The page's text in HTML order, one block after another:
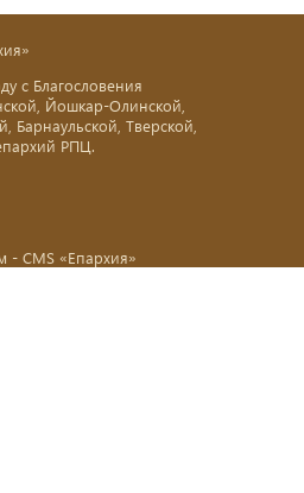
с Благословения
Йошкар-Олинской,
Барнаульской, Тверской,
РПЦ.
- CMS «Епархия»